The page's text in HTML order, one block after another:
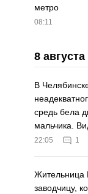
метро
08:11
8 августа
В
средь бела
мальчика.
22:05 1
Жительница
заводчицу,